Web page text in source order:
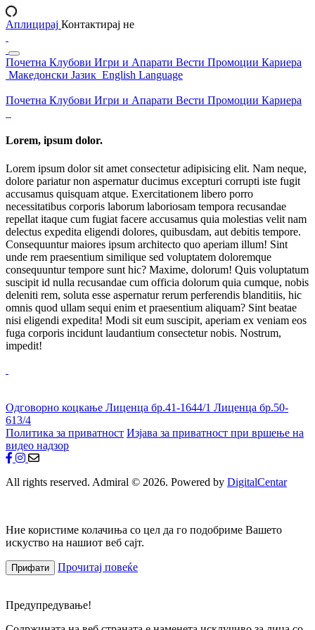
Аплицирај Контактирај не
Почетна Клубови Игри и Апарати Вести Промоции Кариера
Македонски Јазик English Language
Почетна Клубови Игри и Апарати Вести Промоции Кариера
Lorem, ipsum dolor.
Lorem ipsum dolor sit amet consectetur adipisicing elit. Nam neque,
dolore pariatur non aspernatur ducimus excepturi corrupti iste fugit
accusamus quisquam atque. Exercitationem libero porro
necessitatibus corporis laborum laboriosam tempora recusandae
repellat itaque cum fugiat facere accusamus quia molestias velit nam
delectus expedita eligendi dolores, quibusdam, aut debitis tempore.
Consequuntur maiores ipsum architecto quo aperiam illum! Sint
unde rem praesentium similique sed voluptatem doloremque
consequuntur tempore sunt hic? Maxime, dolorum! Quis voluptatum
suscipit id nulla recusandae cum officia dolorum quia cumque, nobis
deleniti rem, soluta esse aspernatur rerum perferendis blanditiis, hic
omnis quod ullam sequi enim et praesentium aliquam? Sint beatae
nisi eligendi expedita! Modi sit eum suscipit, aperiam ex veniam eos
fuga corporis incidunt laudantium consectetur nobis. Nostrum,
impedit!
Одговорно коцкање Лиценца бр.41-1644/1 Лиценца бр.50-
613/4
Политика за приватност Изјава за приватност при вршење на
видео надзор
All rights reserved. Admiral © 2026. Powered by DigitalCentar
Ние користиме колачиња со цел да го подобриме Вашето
искуство на нашиот веб сајт.
Прифати Прочитај повеќе
Предупредување!